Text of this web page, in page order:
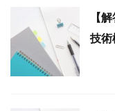
【
技術